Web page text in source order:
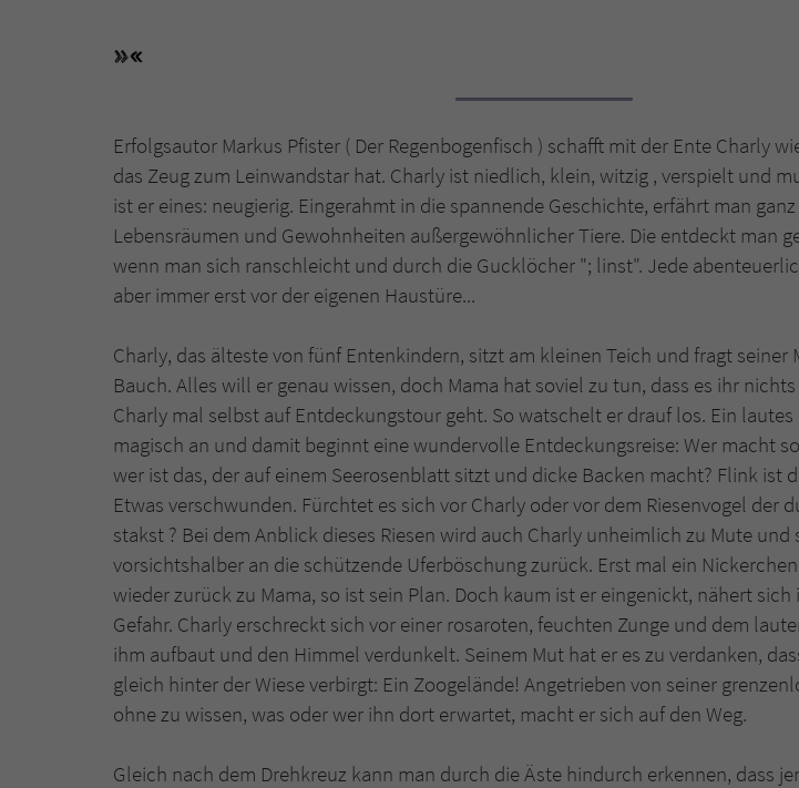
Erfolgsautor Markus Pfister ( Der Regenbogenfisch ) schafft mit der Ente Charly
das Zeug zum Leinwandstar hat. Charly ist niedlich, klein, witzig , verspielt und
ist er eines: neugierig. Eingerahmt in die spannende Geschichte, erfährt man
Lebensräumen und Gewohnheiten außergewöhnlicher Tiere. Die entdeckt man
wenn man sich ranschleicht und durch die Gucklöcher "; linst". Jede
aber immer erst vor der eigenen Haustüre...
Charly, das älteste von fünf Entenkindern, sitzt am kleinen Teich und fragt seiner
Bauch. Alles will er genau wissen, doch Mama hat soviel zu tun, dass es ihr
Charly mal selbst auf Entdeckungstour geht. So watschelt er drauf los. Ein
magisch an und damit beginnt eine wundervolle Entdeckungsreise: Wer macht
wer ist das, der auf einem Seerosenblatt sitzt und dicke Backen macht? Flink ist
Etwas verschwunden. Fürchtet es sich vor Charly oder vor dem Riesenvogel der
stakst ? Bei dem Anblick dieses Riesen wird auch Charly unheimlich zu Mute und
vorsichtshalber an die schützende Uferböschung zurück. Erst mal ein
wieder zurück zu Mama, so ist sein Plan. Doch kaum ist er eingenickt, nähert
Gefahr. Charly erschreckt sich vor einer rosaroten, feuchten Zunge und dem
ihm aufbaut und den Himmel verdunkelt. Seinem Mut hat er es zu verdanken,
gleich hinter der Wiese verbirgt: Ein Zoogelände! Angetrieben von seiner
ohne zu wissen, was oder wer ihn dort erwartet, macht er sich auf den Weg.
Gleich nach dem Drehkreuz kann man durch die Äste hindurch erkennen, dass
Anbieter
Laufzeit 1 Jahr
Zweck Cookie für Kommentare
Name fe_typo_user
Laufzeit Session
Zweck
Dieses Cookie
Webseite mit dem
den Sicherheitscode des
überprüfen.